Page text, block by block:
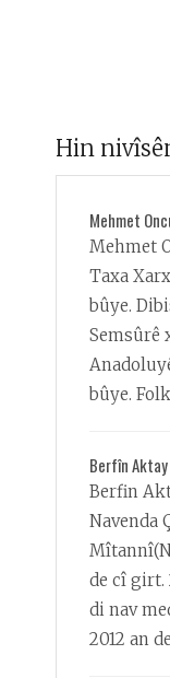
Hin
Mehmet
Mehmet
Taxa
bûye.
Semsûrê
bûye.
Berfîn Aktay
Berfin
Navenda
de cî girt.
di nav
2012 an